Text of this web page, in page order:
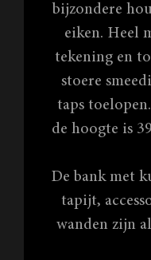
bijzondere
eiken. Heel
tekening en
stoere
taps
de hoogte is
De bank met
tapijt,
wanden zijn